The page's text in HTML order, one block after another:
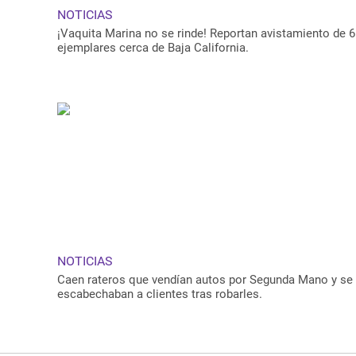
NOTICIAS
¡Vaquita Marina no se rinde! Reportan avistamiento de 6
ejemplares cerca de Baja California.
NOTICIAS
Caen rateros que vendían autos por Segunda Mano y se
escabechaban a clientes tras robarles.